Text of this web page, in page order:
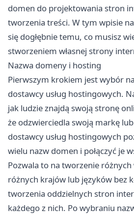
domen do projektowania stron
tworzenia treści. W tym wpisie
się dogłębnie temu, co musisz
stworzeniem własnej strony
Nazwa domeny i hosting
Pierwszym krokiem jest wybór
dostawcy usług hostingowych.
jak ludzie znajdą swoją stronę
że odzwierciedla swoją markę
dostawcy usług hostingowych
wielu nazw domen i połączyć je
Pozwala to na tworzenie
różnych krajów lub języków bez
tworzenia oddzielnych stron
każdego z nich. Po wybraniu